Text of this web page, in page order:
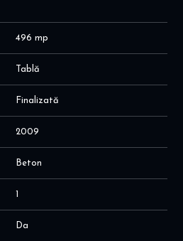
496 mp
Tablă
Finalizată
2009
Beton
1
Da